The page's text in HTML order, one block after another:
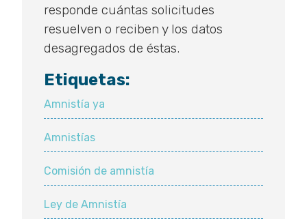
responde cuántas solicitudes
resuelven o reciben y los datos
desagregados de éstas.
Etiquetas:
Amnistía ya
Amnistías
Comisión de amnistía
Ley de Amnistía